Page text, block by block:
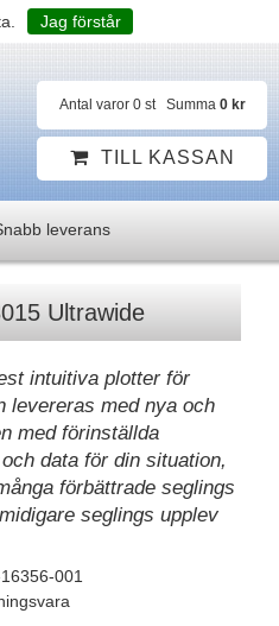
Jag förstår
Antal varor 0 st Summa 0 kr
TILL KASSAN
leverans
Ultrawide
intuitiva plotter för
levereras med nya och
med förinställda
data för din situation,
förbättrade seglings
seglings upplev
001